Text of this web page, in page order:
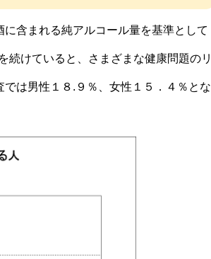
含まれる純アルコール量を基準として
続けていると、さまざまな健康問題のリ
は男性１８.９％、女性１５．４％とな